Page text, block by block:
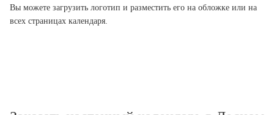
Вы можете загрузить логотип и разместить его на обложке или на
всех страницах календаря.